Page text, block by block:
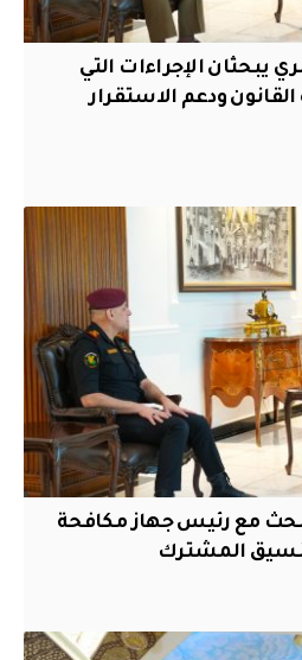
يبحثان الإجراءات التي
ودعم الاستقرار
مع رئيس جهاز مكافحة
المشترك